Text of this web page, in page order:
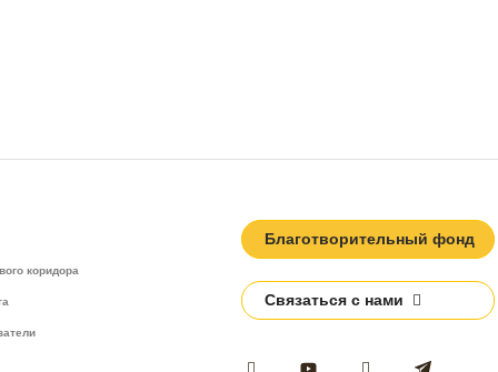
коридора
Благотворительный фонд
Связаться с нами